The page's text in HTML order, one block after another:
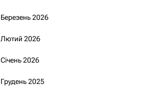
Березень 2026
Лютий 2026
Січень 2026
Грудень 2025